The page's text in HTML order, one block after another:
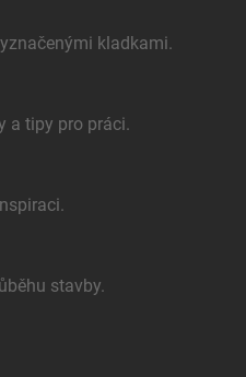
kladkami.
a tipy pro práci.
stavby.